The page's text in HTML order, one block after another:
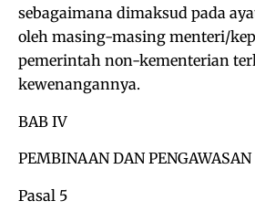
sebagaimana dimaksud pada
oleh masing-masing menteri/
pemerintah non-kementerian
kewenangannya.
BAB IV
PEMBINAAN DAN PENGAWASAN
Pasal 5